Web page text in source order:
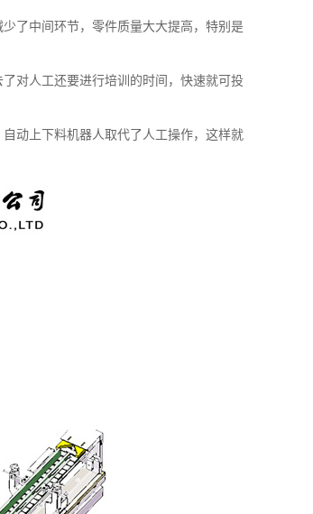
了中间环节，零件质量大大提高，特别是
对人工还要进行培训的时间，快速就可投
动上下料机器人取代了人工操作，这样就